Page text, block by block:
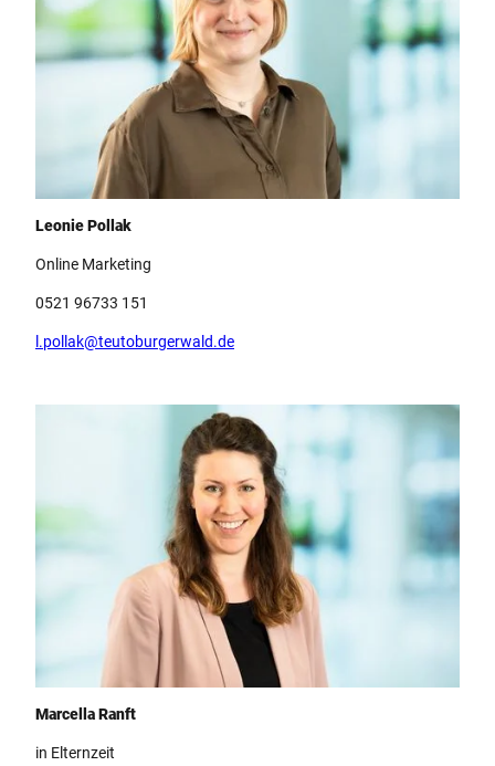
Team Teutoburger Wald Tourismus, Leonie Pollak
Leonie Pollak
Online Marketing
0521 96733 151
l.pollak@teutoburgerwald.de
Team Teutoburger Wald Tourismus, Marcella Ranft
Marcella Ranft
in Elternzeit